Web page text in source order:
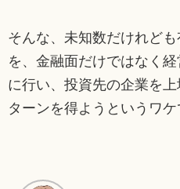
そんな、未知数だけれど
を、金融面だけではなく
に行い、投資先の企業を
ターンを得ようというワケ